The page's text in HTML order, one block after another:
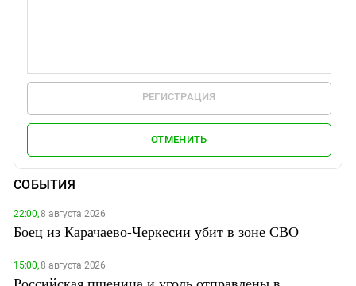
РЕГИСТРАЦИЯ
ОТМЕНИТЬ
СОБЫТИЯ
22:00,8 августа 2026
Боец из Карачаево-Черкесии убит в зоне СВО
15:00,8 августа 2026